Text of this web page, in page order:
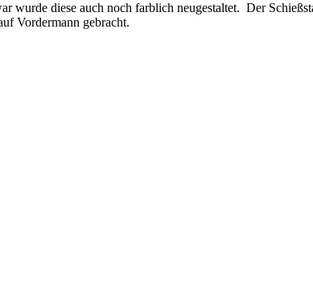
wurde diese auch noch farblich neugestaltet. Der
Vordermann gebracht.